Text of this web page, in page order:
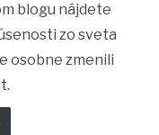
blogu nájdete
zo sveta
osobne zmenili